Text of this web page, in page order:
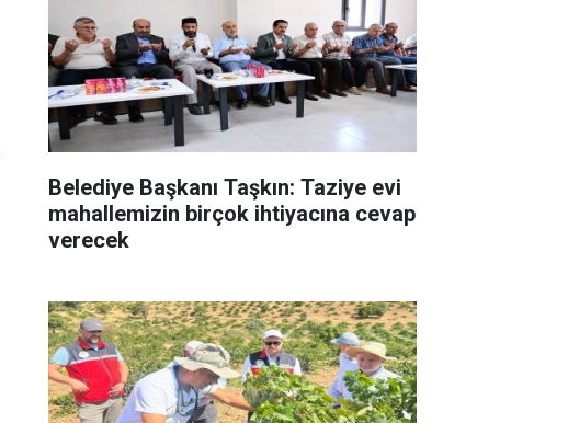
Belediye Başkanı Taşkın: Taziye evi
mahallemizin birçok ihtiyacına cevap
verecek